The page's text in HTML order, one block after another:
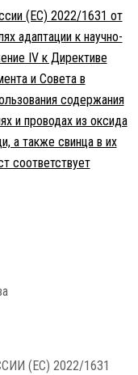
(ЕС) 2022/1631 от
адаптации к научно-
IV к Директиве
и Совета в
содержания
и проводах из оксида
а также свинца в их
соответствует
(ЕС) 2022/1631